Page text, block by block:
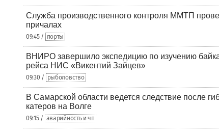
Служба производственного контроля ММТП
причалах
09:45 / порты
ВНИРО завершило экспедицию по изучению
рейса НИС «Викентий Зайцев»
09:30 / рыболовство
В Самарской области ведется следствие после
катеров на Волге
09:15 / аварийность и чп